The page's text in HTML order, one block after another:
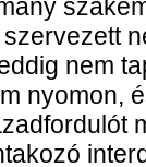
nem
nyomon,